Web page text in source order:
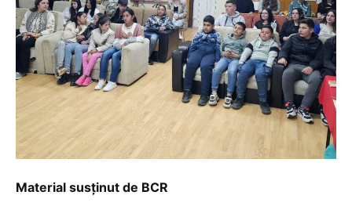
Material susținut de BCR